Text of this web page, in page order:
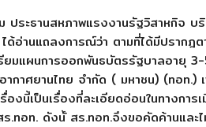
ประธานสหภาพแรงงานรัฐวิสาหกิจ บ
ด้อ่านแถลงการณ์ว่า ตามที่ได้มีปรากฎ
ยมแผนการออกพันธบัตรรัฐบาลอายุ
าศยานไทย จำกัด ( มหาชน) (ทอท.) เ
องนี้เป็นเรื่องที่ละเอียดอ่อนในทางกา
.ทอท. ดังนั้ สร.ทอท.จึงขอคัดค้านและไ